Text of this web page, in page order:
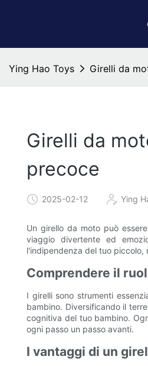
Ying Hao Toys Girelli da
Girelli da
precoce
2025-02-12 Ying
Un girello da moto può
viaggio divertente ed
l'indipendenza del tuo piccolo,
Comprendere il
I girelli sono strumenti
bambino. Diversificando il
cognitiva del tuo bambino.
ogni passo un passo avanti.
I vantaggi di un